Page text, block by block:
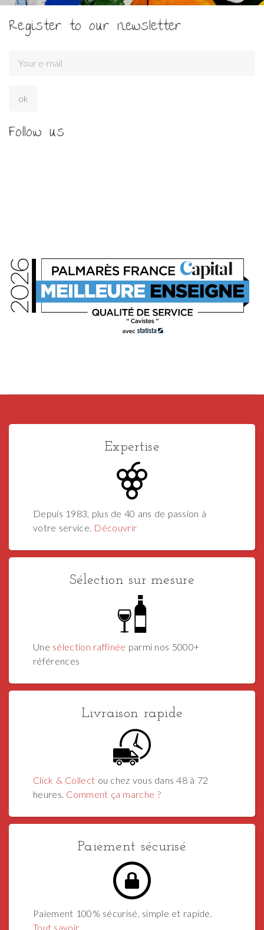
Register to our newsletter
Follow us
Expertise
Depuis 1983, plus de 40 ans de passion à
votre service. Découvrir
Sélection sur mesure
Une sélection raffinée parmi nos 5000+
références
Livraison rapide
Click & Collect ou chez vous dans 48 à 72
heures. Comment ça marche ?
Paiement sécurisé
Paiement 100% sécurisé, simple et rapide.
Tout savoir